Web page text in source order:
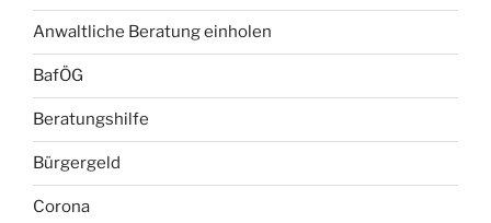
Anwaltliche Beratung einholen
BafÖG
Beratungshilfe
Bürgergeld
Corona